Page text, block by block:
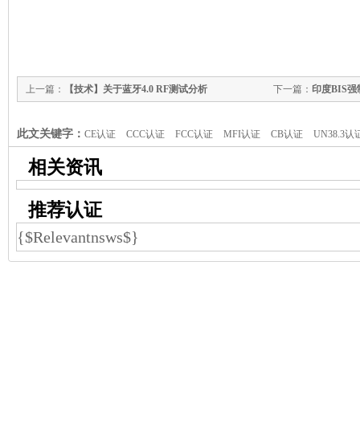
下一篇： 印度BIS强
上一篇： 【技术】关于蓝牙4.0 RF测试分析
此文关键字： CE认证 CCC认证 FCC认证 MFI认证 CB认证 UN38.3认
相关资讯
推荐认证
{$Relevantnsws$}